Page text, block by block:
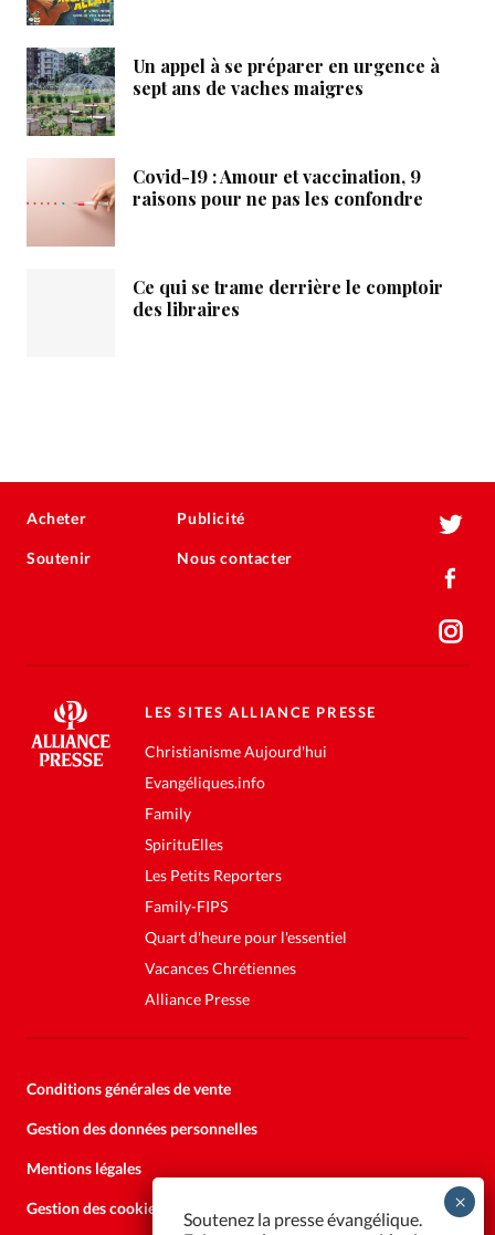
Un appel à se préparer en urgence à
sept ans de vaches maigres
Covid-19 : Amour et vaccination, 9
raisons pour ne pas les confondre
Ce qui se trame derrière le comptoir
des libraires
Acheter
Soutenir
Publicité
Nous contacter
LES SITES ALLIANCE PRESSE
Christianisme Aujourd'hui
Evangéliques.info
Family
SpirituElles
Les Petits Reporters
Family-FIPS
Quart d'heure pour l'essentiel
Vacances Chrétiennes
Alliance Presse
Conditions générales de vente
Gestion des données personnelles
Mentions légales
Gestion des cookies
Soutenez la presse évangélique.